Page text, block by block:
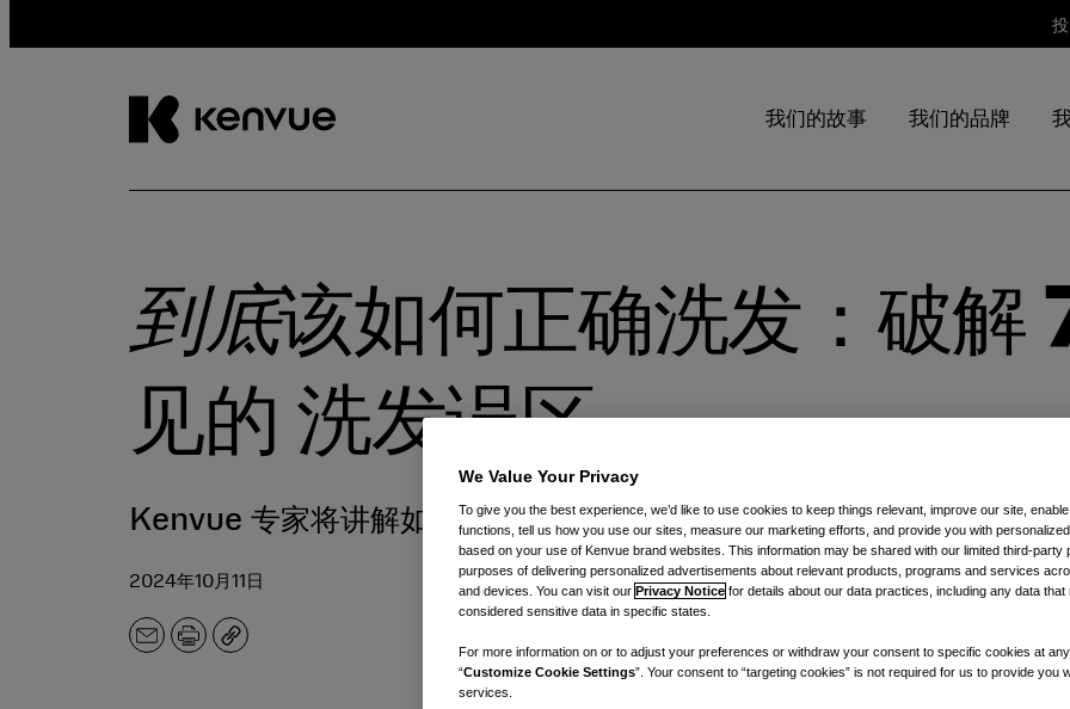
我们的故事 我们的品牌
到底该如何正确洗发：破解
见的 洗发误区
Kenvue 专家将讲解如何打造更加健康动人的秀发。
2024年10月11日
电
打
副
We Value Your Privacy
To give you the best experience, we’d like to use cookies to keep things relevant, improve our site,
functions, tell us how you use our sites, measure our marketing efforts, and provide you with
based on your use of Kenvue brand websites. This information may be shared with our limited third-party
purposes of delivering personalized advertisements about relevant products, programs and services
and devices. You can visit our Privacy Notice for details about our data practices, including any data that
considered sensitive data in specific states.
For more information on or to adjust your preferences or withdraw your consent to specific cookies at
“Customize Cookie Settings”. Your consent to “targeting cookies” is not required for us to provide you
services.